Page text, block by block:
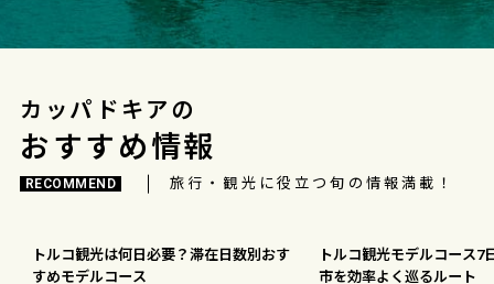
カッパドキアの
おすすめ情報
RECOMMEND 旅行・観光に役立つ旬の情報満載！
トルコ観光は何日必要？滞在日数別おす
すめモデルコース
トルコ観光モデルコース7
市を効率よく巡るルート